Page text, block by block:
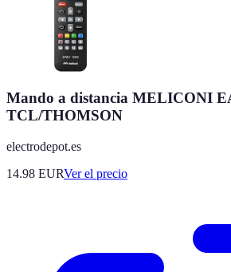
Mando a distancia MELICONI
TCL/THOMSON
electrodepot.es
14.98 EURVer el precio